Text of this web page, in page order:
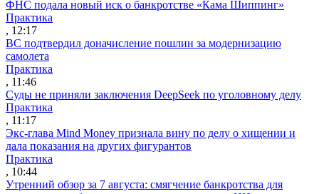
ФНС подала новый иск о банкротстве «Кама Шиппинг»
Практика
, 12:17
ВС подтвердил доначисление пошлин за модернизацию
самолета
Практика
, 11:46
Суды не приняли заключения DeepSeek по уголовному делу
Практика
, 11:17
Экс-глава Mind Money признала вину по делу о хищении и
дала показания на других фигурантов
Практика
, 10:44
Утренний обзор за 7 августа: смягчение банкротства для